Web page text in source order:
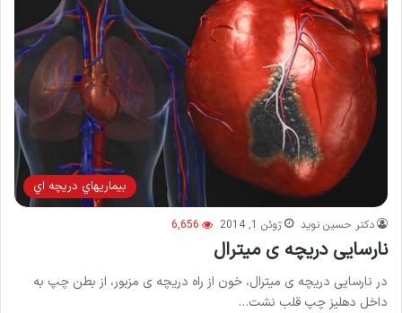
بيماريهاي دريچه اي
دکتر حسین نوید ژوئن 1, 2014 6,656
نارسایی دریچه ی میترال
در نارسایی دریچه ی میترال، خون از راه دریچه ی مزبور، از بطن چپ به
داخل دهلیز چپ قلب نشت…